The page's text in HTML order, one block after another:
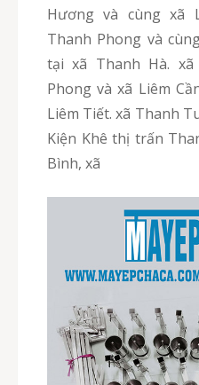
Hương và cùng xã
Thanh Phong và
tại xã Thanh Hà. xã
Phong và xã Liêm
Liêm Tiết. xã Thanh
Kiện Khê thị trấn
Bình, xã